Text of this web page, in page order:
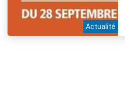
Actualité